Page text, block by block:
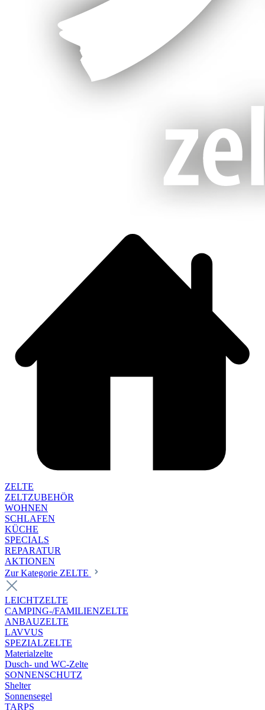
ZELTE
ZELTZUBEHÖR
WOHNEN
SCHLAFEN
KÜCHE
SPECIALS
REPARATUR
AKTIONEN
Zur Kategorie ZELTE
LEICHTZELTE
CAMPING-/FAMILIENZELTE
ANBAUZELTE
LAVVUS
SPEZIALZELTE
Materialzelte
Dusch- und WC-Zelte
SONNENSCHUTZ
Shelter
Sonnensegel
TARPS